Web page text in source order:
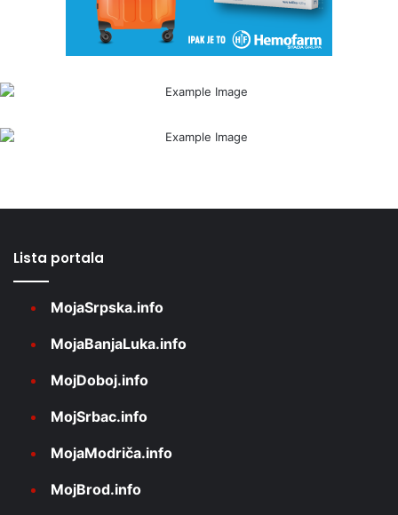
Lista portala
MojaSrpska.info
MojaBanjaLuka.info
MojDoboj.info
MojSrbac.info
MojaModriča.info
MojBrod.info